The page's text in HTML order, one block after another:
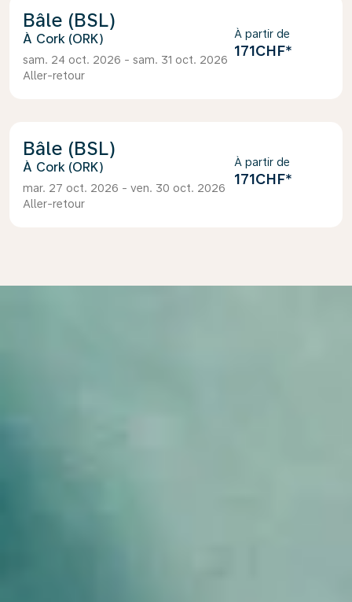
Bâle (BSL)
Cork (ORK)
sam. 24 oct. 2026 - sam. 31 oct. 2026
Aller-retour
À partir de
171CHF*
Bâle (BSL)
Cork (ORK)
mar. 27 oct. 2026 - ven. 30 oct. 2026
Aller-retour
À partir de
171CHF*